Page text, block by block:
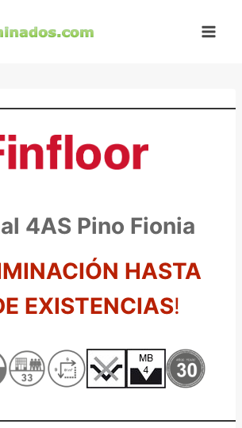
4AS Pino Fionia
HASTA
EXISTENCIAS!